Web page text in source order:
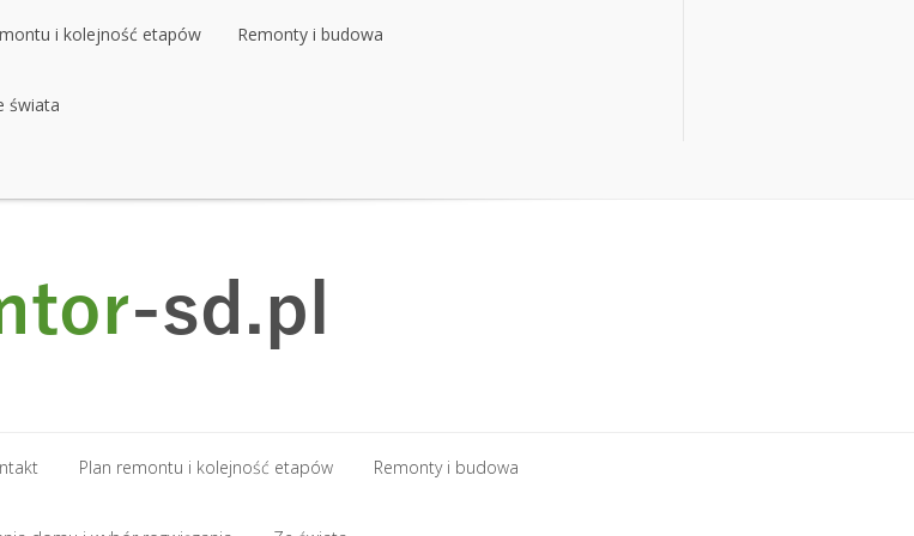
i kolejność etapów
i kolejność etapów
Remonty i budowa
świata
Plan remontu i kolejność etapów Remonty i budowa